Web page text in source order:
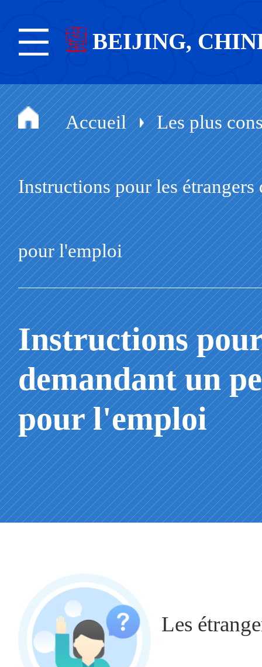
BEIJING,
Accueil Les plus
Instructions pour les
pour l'emploi
Instructions
demandant un
pour l'emploi
Les